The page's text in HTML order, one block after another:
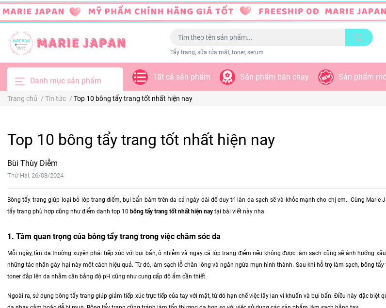
Tẩy trang, sữa rửa mặt, toner, serum
Danh mục sản phẩm Tất cả sản phẩm Sản phẩm bán chạy Sản phẩm
Trang chủ / Tin tức / Top 10 bông tẩy trang tốt nhất hiện nay
Top 10 bông tẩy trang tốt nhất hiện nay
Bùi Thùy Diễm
Thứ Hai, 26/08/2024
Bông tẩy trang giúp loại bỏ lớp trang điểm, bụi bẩn bám trên da cả ngày dài để duy trì làn da sạch sẽ và khỏe mạnh cho chị em.. Cùng Marie
tẩy trang phù hợp cũng như điểm danh top 10 bông tẩy trang tốt nhất hiện nay tại bài viết này nha.
1. Tầm quan trọng của bông tẩy trang trong việc chăm sóc da
Mỗi ngày, làn da thường xuyên phải tiếp xúc với bụi bẩn, ô nhiễm và ngay cả lớp trang điểm nếu không được làm sạch cũng sẽ ảnh hưởng
những tác nhân gây hại này một cách hiệu quả. Từ đó, làm sạch lỗ chân lông và ngăn ngừa mụn hình thành. Sau khi hỗ trợ làm sạch, bông
toner đắp lên da nhằm cân bằng độ pH cũng như cung cấp độ ẩm cần thiết.
Ngoài ra, sử dụng bông tẩy trang giúp giảm tiếp xúc trực tiếp của tay với mặt, từ đó hạn chế việc lây lan vi khuẩn và bụi bẩn. Điều này đặc biệt